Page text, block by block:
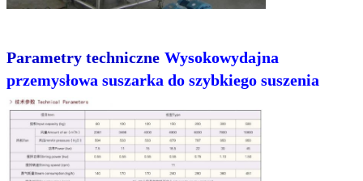
Parametry techniczne Wysokowydajna
przemysłowa suszarka do szybkiego suszenia